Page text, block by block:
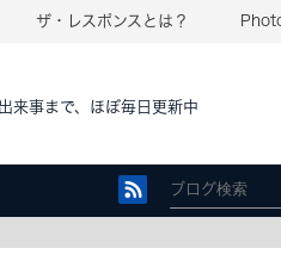
ザ・レスポンスとは？
来事まで、ほぼ毎日更新中